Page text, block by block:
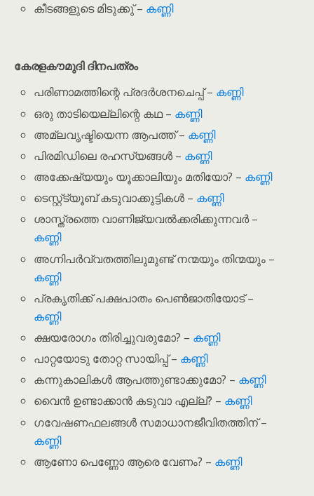
കീടങ്ങളുടെ മിടുക്കു് – കണ്ണി
കേരളകൗമുദി ദിനപത്രം
പരിണാമത്തിന്റെ പ്രദർശനചെപ്പ് – കണ്ണി
ഒരു താടിയെല്ലിന്റെ കഥ – കണ്ണി
അമ്ലവൃഷ്ടിയെന്ന ആപത്ത് – കണ്ണി
പിരമിഡിലെ രഹസ്യങ്ങൾ – കണ്ണി
അക്കേഷ്യയും യൂക്കാലിയും മതിയോ? – കണ്ണി
ടെസ്റ്റ്‌ട്യൂബ് കടുവാക്കുട്ടികൾ – കണ്ണി
ശാസ്ത്രത്തെ വാണിജ്യവൽക്കരിക്കുന്നവർ –
കണ്ണി
അഗ്നിപർവ്വതത്തിലുമുണ്ട് നന്മയും തിന്മയും –
കണ്ണി
പ്രകൃതിക്ക് പക്ഷപാതം പെൺജാതിയോട് –
കണ്ണി
ക്ഷയരോഗം തിരിച്ചുവരുമോ? – കണ്ണി
പാറ്റയോടു തോറ്റ സായിപ്പ് – കണ്ണി
കന്നുകാലികൾ ആപത്തുണ്ടാക്കുമോ? – കണ്ണി
വൈൻ ഉണ്ടാക്കാൻ കടുവാ എല്ല്? – കണ്ണി
ഗവേഷണഫലങ്ങൾ സമാധാനജീവിതത്തിന് –
കണ്ണി
ആണോ പെണ്ണോ ആരെ വേണം? – കണ്ണി